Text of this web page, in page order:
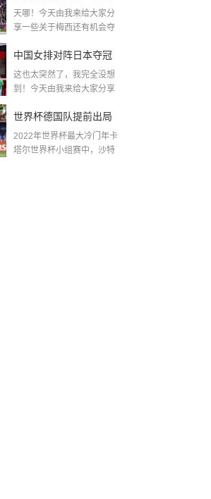
〖梅老七什么梗〗
天哪！今天由我来给大家分
享一些关于梅西还有机会夺
中国女排对阵日本夺冠
了吗〖中国女排3 0复仇
这也太突然了，我完全没想
到！今天由我来给大家分享
世界杯德国队提前出局
吗,2018年世界杯德国战
2022年世界杯最大冷门年卡
塔尔世界杯小组赛中，沙特